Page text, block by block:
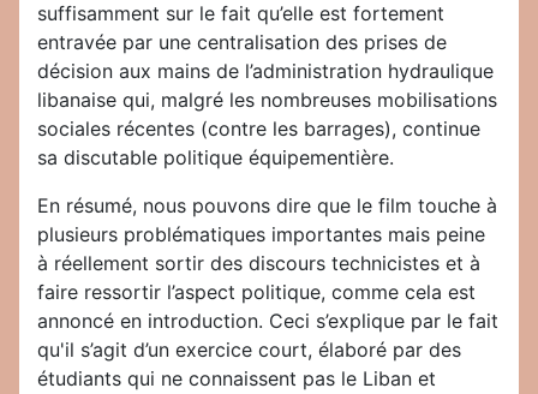
suffisamment sur le fait qu’elle est fortement
entravée par une centralisation des prises de
décision aux mains de l’administration hydraulique
libanaise qui, malgré les nombreuses mobilisations
sociales récentes (contre les barrages), continue
sa discutable politique équipementière.
En résumé, nous pouvons dire que le film touche à
plusieurs problématiques importantes mais peine
à réellement sortir des discours technicistes et à
faire ressortir l’aspect politique, comme cela est
annoncé en introduction. Ceci s’explique par le fait
qu'il s’agit d’un exercice court, élaboré par des
étudiants qui ne connaissent pas le Liban et